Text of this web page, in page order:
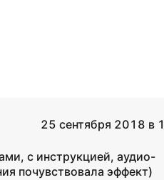
25 сентября 2018 в
с инструкцией, аудио-
почувствовала эффект)